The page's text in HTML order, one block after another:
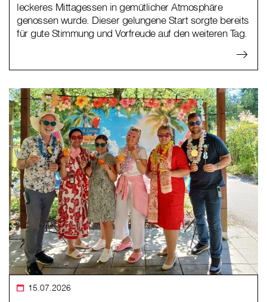
leckeres Mittagessen in gemütlicher Atmosphäre
genossen wurde. Dieser gelungene Start sorgte bereits
für gute Stimmung und Vorfreude auf den weiteren Tag.
15.07.2026